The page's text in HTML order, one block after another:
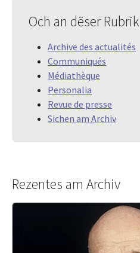
Och an dëser Rubrik
Archive des actualités
Communiqués
Médiathèque
Personalia
Revue de presse
Sichen am Archiv
Rezentes am Archiv